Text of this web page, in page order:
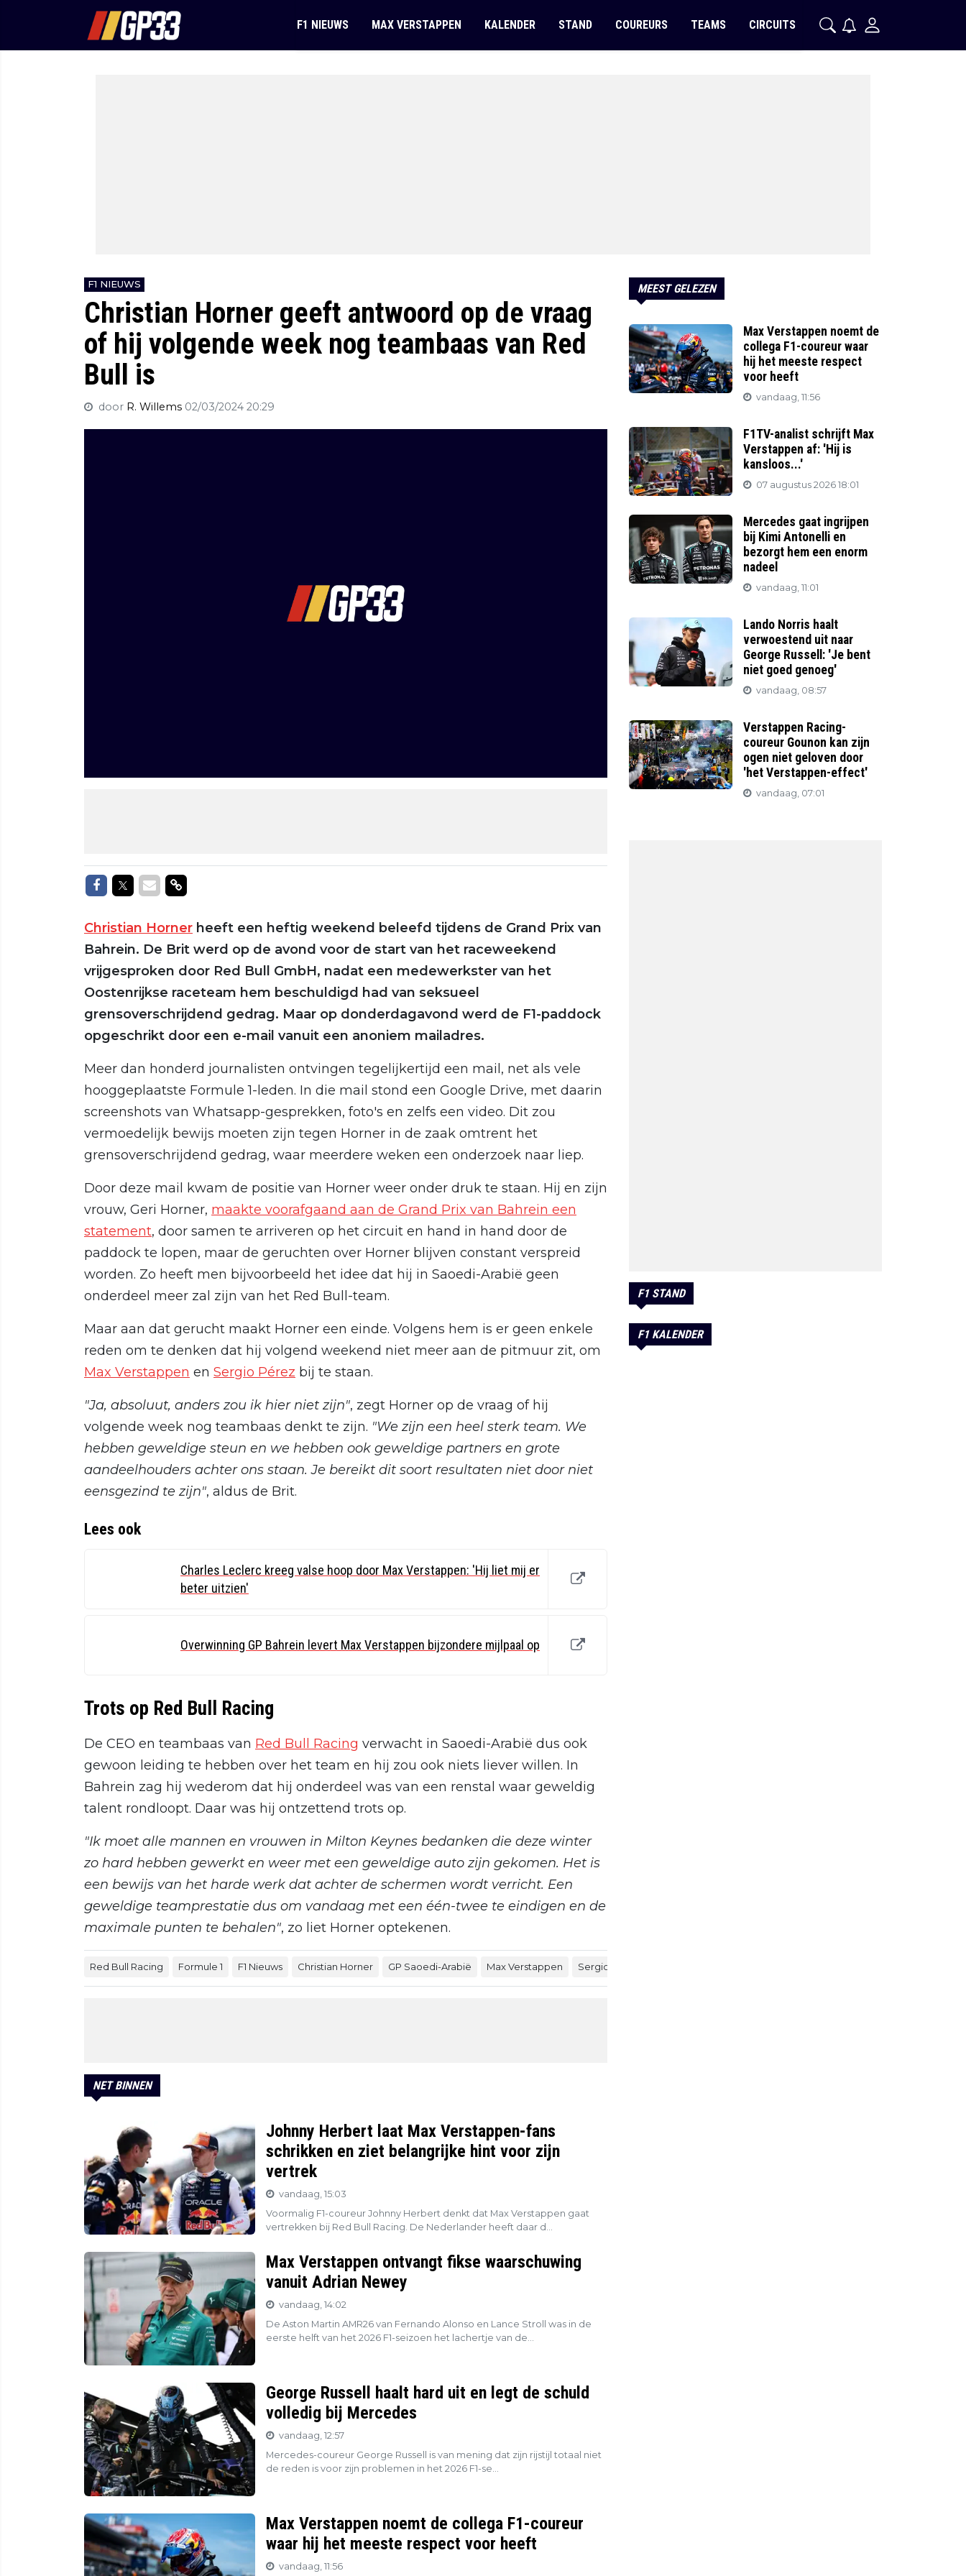
F1 NIEUWS MAX VERSTAPPEN KALENDER STAND COUREURS TEAMS CIRCUITS
F1 NIEUWS
Christian Horner geeft antwoord op de vraag
of hij volgende week nog teambaas van Red
Bull is
door R. Willems 02/03/2024 20:29
Delen op Facebook
Delen op Twitter
Delen via Mail
Delen via link
Christian Horner heeft een heftig weekend beleefd tijdens de Grand Prix van
Bahrein. De Brit werd op de avond voor de start van het raceweekend
vrijgesproken door Red Bull GmbH, nadat een medewerkster van het
Oostenrijkse raceteam hem beschuldigd had van seksueel
grensoverschrijdend gedrag. Maar op donderdagavond werd de F1-paddock
opgeschrikt door een e-mail vanuit een anoniem mailadres.
Meer dan honderd journalisten ontvingen tegelijkertijd een mail, net als vele
hooggeplaatste Formule 1-leden. In die mail stond een Google Drive, met daarin
screenshots van Whatsapp-gesprekken, foto's en zelfs een video. Dit zou
vermoedelijk bewijs moeten zijn tegen Horner in de zaak omtrent het
grensoverschrijdend gedrag, waar meerdere weken een onderzoek naar liep.
Door deze mail kwam de positie van Horner weer onder druk te staan. Hij en zijn
vrouw, Geri Horner, maakte voorafgaand aan de Grand Prix van Bahrein een
statement, door samen te arriveren op het circuit en hand in hand door de
paddock te lopen, maar de geruchten over Horner blijven constant verspreid
worden. Zo heeft men bijvoorbeeld het idee dat hij in Saoedi-Arabië geen
onderdeel meer zal zijn van het Red Bull-team.
Maar aan dat gerucht maakt Horner een einde. Volgens hem is er geen enkele
reden om te denken dat hij volgend weekend niet meer aan de pitmuur zit, om
Max Verstappen en Sergio Pérez bij te staan.
"Ja, absoluut, anders zou ik hier niet zijn", zegt Horner op de vraag of hij
volgende week nog teambaas denkt te zijn. "We zijn een heel sterk team. We
hebben geweldige steun en we hebben ook geweldige partners en grote
aandeelhouders achter ons staan. Je bereikt dit soort resultaten niet door niet
eensgezind te zijn", aldus de Brit.
Lees ook
Charles Leclerc kreeg valse hoop door Max Verstappen: 'Hij liet mij er
beter uitzien'
Overwinning GP Bahrein levert Max Verstappen bijzondere mijlpaal op
Trots op Red Bull Racing
De CEO en teambaas van Red Bull Racing verwacht in Saoedi-Arabië dus ook
gewoon leiding te hebben over het team en hij zou ook niets liever willen. In
Bahrein zag hij wederom dat hij onderdeel was van een renstal waar geweldig
talent rondloopt. Daar was hij ontzettend trots op.
"Ik moet alle mannen en vrouwen in Milton Keynes bedanken die deze winter
zo hard hebben gewerkt en weer met een geweldige auto zijn gekomen. Het is
een bewijs van het harde werk dat achter de schermen wordt verricht. Een
geweldige teamprestatie dus om vandaag met een één-twee te eindigen en de
maximale punten te behalen", zo liet Horner optekenen.
Red Bull Racing Formule 1 F1 Nieuws Christian Horner GP Saoedi-Arabië Max Verstappen Sergio Pérez
NET BINNEN
Johnny Herbert laat Max Verstappen-fans
schrikken en ziet belangrijke hint voor zijn
vertrek
vandaag, 15:03
Voormalig F1-coureur Johnny Herbert denkt dat Max Verstappen gaat
vertrekken bij Red Bull Racing. De Nederlander heeft daar d...
Max Verstappen ontvangt fikse waarschuwing
vanuit Adrian Newey
vandaag, 14:02
De Aston Martin AMR26 van Fernando Alonso en Lance Stroll was in de
eerste helft van het 2026 F1-seizoen het lachertje van de...
George Russell haalt hard uit en legt de schuld
volledig bij Mercedes
vandaag, 12:57
Mercedes-coureur George Russell is van mening dat zijn rijstijl totaal niet
de reden is voor zijn problemen in het 2026 F1-se...
Max Verstappen noemt de collega F1-coureur
waar hij het meeste respect voor heeft
vandaag, 11:56
MEEST GELEZEN
Max Verstappen noemt de
collega F1-coureur waar
hij het meeste respect
voor heeft
vandaag, 11:56
F1TV-analist schrijft Max
Verstappen af: 'Hij is
kansloos...'
07 augustus 2026 18:01
Mercedes gaat ingrijpen
bij Kimi Antonelli en
bezorgt hem een enorm
nadeel
vandaag, 11:01
Lando Norris haalt
verwoestend uit naar
George Russell: 'Je bent
niet goed genoeg'
vandaag, 08:57
Verstappen Racing-
coureur Gounon kan zijn
ogen niet geloven door
'het Verstappen-effect'
vandaag, 07:01
F1 STAND
F1 KALENDER